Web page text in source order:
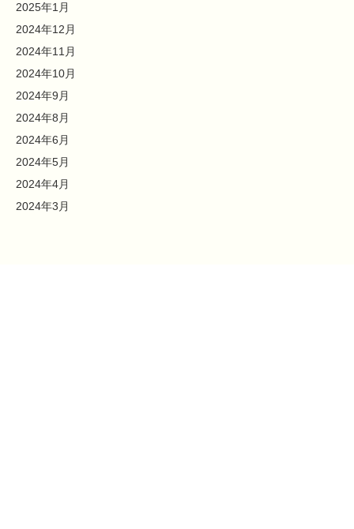
2025年1月
2024年12月
2024年11月
2024年10月
2024年9月
2024年8月
2024年6月
2024年5月
2024年4月
2024年3月